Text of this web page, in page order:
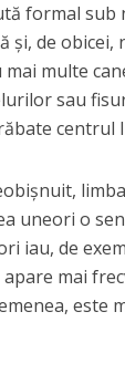
formal
și, de
multe
sau
centrul
uneori o
iau, de
mai